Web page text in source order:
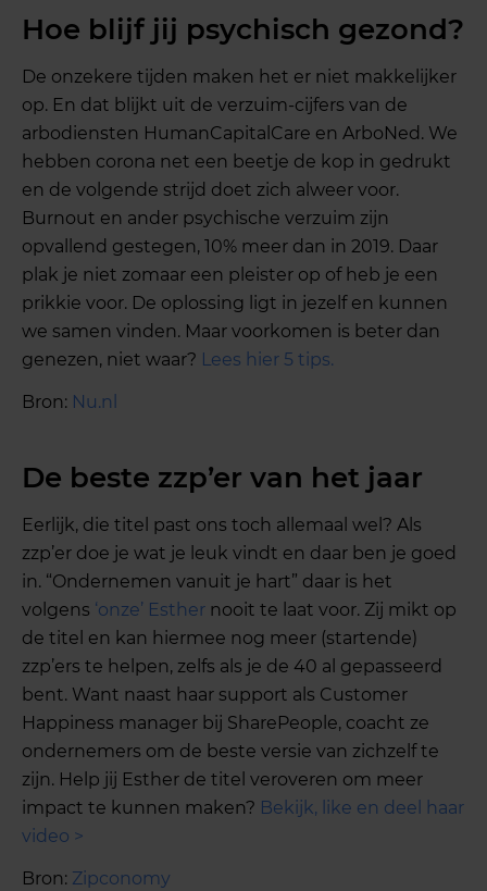
Hoe blijf jij psychisch gezond?
De onzekere tijden maken het er niet makkelijker
op. En dat blijkt uit de verzuim-cijfers van de
arbodiensten HumanCapitalCare en ArboNed. We
hebben corona net een beetje de kop in gedrukt
en de volgende strijd doet zich alweer voor.
Burnout en ander psychische verzuim zijn
opvallend gestegen, 10% meer dan in 2019. Daar
plak je niet zomaar een pleister op of heb je een
prikkie voor. De oplossing ligt in jezelf en kunnen
we samen vinden. Maar voorkomen is beter dan
genezen, niet waar? Lees hier 5 tips.
Bron: Nu.nl
De beste zzp’er van het jaar
Eerlijk, die titel past ons toch allemaal wel? Als
zzp’er doe je wat je leuk vindt en daar ben je goed
in. “Ondernemen vanuit je hart” daar is het
volgens ‘onze’ Esther nooit te laat voor. Zij mikt op
de titel en kan hiermee nog meer (startende)
zzp’ers te helpen, zelfs als je de 40 al gepasseerd
bent. Want naast haar support als Customer
Happiness manager bij SharePeople, coacht ze
ondernemers om de beste versie van zichzelf te
zijn. Help jij Esther de titel veroveren om meer
impact te kunnen maken? Bekijk, like en deel haar
video >
Bron: Zipconomy